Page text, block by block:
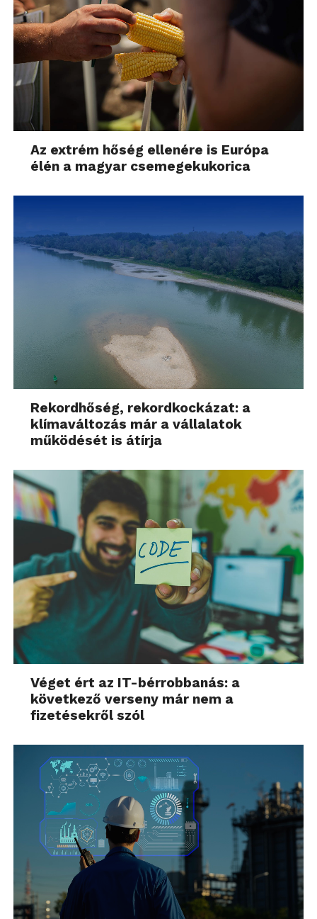
úgy tartja kedve. Az LTE támogatással rendelkező
telefon ezt hibátlanul végre is hajtja, azonban üröm
az örömben, hogy ilyekor a második kártyán 4G
helyett csak 2G sebességgel szörfölhetünk a
világhálón.A mobilinternet mellett n-es WiFi-t is
használhatunk, de a repertoárból nem maradt ki a
Bluetooth 4.0, az NFC és az A-GPS sem. Egy ilyen,
az erős akkumulátor. A Huawei mérnökei egy 2200
mAh-es egységet építettek a burkolat alá, ez erős
Végítélet
A nevétől függetlenül egyáltalán nem “Lite” a
Huawei újdonsága. A P8 kistestvére jó vétel lehet
mindazoknak, akik nem óhajtanak 100 ezer forint
fölötti áron csúcskategóriás telefonokat vásárolni, de
szeretnének egy hosszútávon is jól használható,
elegáns telefont magukénak tudni. Apróbb hibák
azért vannak, de ezekről a jó ár könnyedén átbillenti
Az extrém hőség ellenére is Európa
élén a magyar csemegekukorica
Rekordhőség, rekordkockázat: a
klímaváltozás már a vállalatok
működését is átírja
Véget ért az IT-bérrobbanás: a
következő verseny már nem a
fizetésekről szól